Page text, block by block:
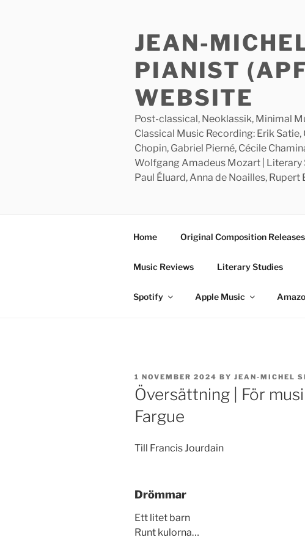
JEAN-
PIANIST
WEBSITE
Post-classical, Neoklassik, Minimal
Classical Music Recording: Erik
Chopin, Gabriel Pierné, Cécile
Wolfgang Amadeus Mozart | Literary
Paul Éluard, Anna de Noailles, Rupert
Home Original Composition Releases
Music Reviews Literary Studies
Spotify Apple Music
POSTED
ON
1 NOVEMBER 2024 BY JEAN-MICHEL
Översättning | För
Fargue
Till Francis Jourdain
Drömmar
Ett litet barn
Runt kulorna…